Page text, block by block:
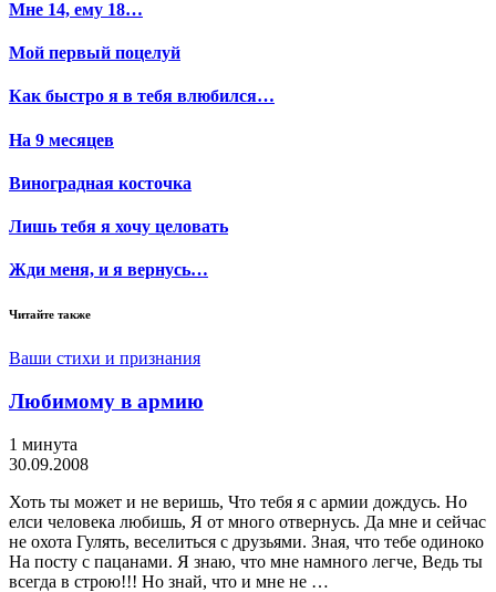
Мне 14, ему 18…
Мой первый поцелуй
Как быстро я в тебя влюбился…
На 9 месяцев
Виноградная косточка
Лишь тебя я хочу целовать
Жди меня, и я вернусь…
Читайте также
Ваши стихи и признания
Любимому в армию
1 минута
30.09.2008
Хоть ты может и не веришь, Что тебя я с армии дождусь. Но
елси человека любишь, Я от много отвернусь. Да мне и сейчас
не охота Гулять, веселиться с друзьями. Зная, что тебе одиноко
На посту с пацанами. Я знаю, что мне намного легче, Ведь ты
всегда в строю!!! Но знай, что и мне не …